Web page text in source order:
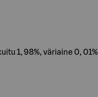
1, 98%, väriaine 0,